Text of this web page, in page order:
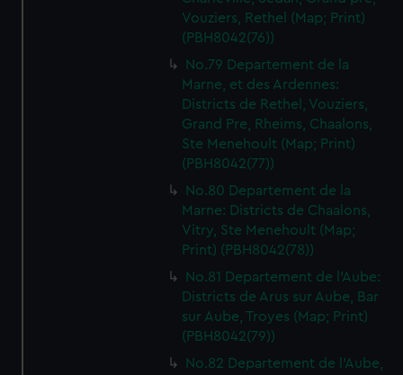
Vouziers, Rethel (Map; Print)
(PBH8042(76))
No.79 Departement de la
Marne, et des Ardennes:
Districts de Rethel, Vouziers,
Grand Pre, Rheims, Chaalons,
Ste Menehoult (Map; Print)
(PBH8042(77))
No.80 Departement de la
Marne: Districts de Chaalons,
Vitry, Ste Menehoult (Map;
Print) (PBH8042(78))
No.81 Departement de l'Aube:
Districts de Arus sur Aube, Bar
sur Aube, Troyes (Map; Print)
(PBH8042(79))
No.82 Departement de l'Aube,